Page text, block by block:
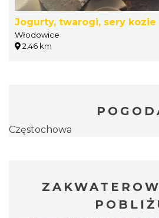
Jogurty, twarogi, sery kozie
Włodowice
2.46 km
Częstochowa